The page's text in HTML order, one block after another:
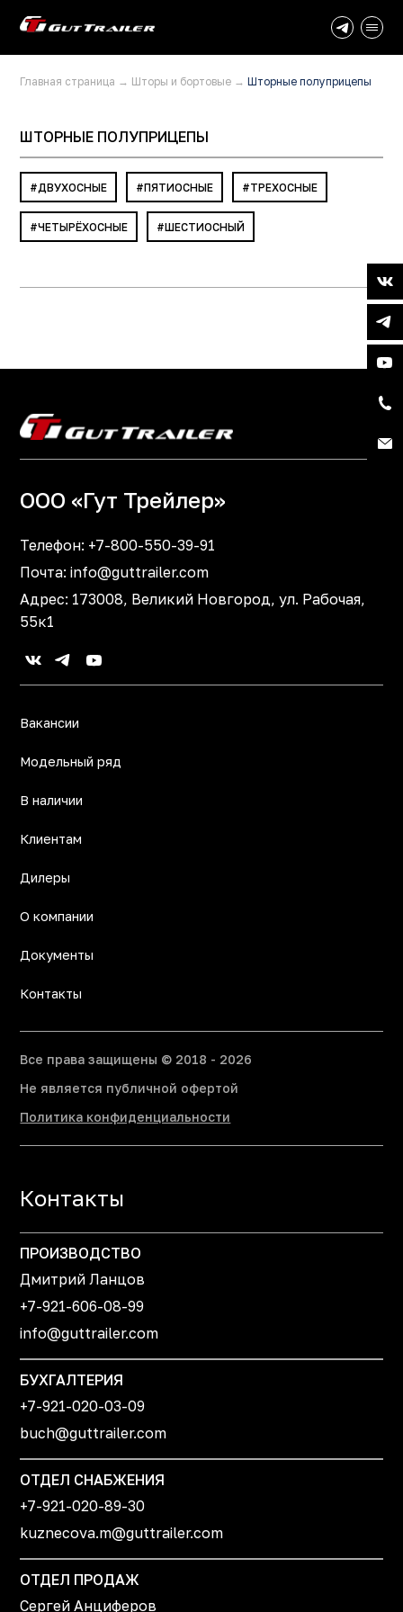
Главная страница → Шторы и бортовые →Шторные полуприцепы
ШТОРНЫЕ ПОЛУПРИЦЕПЫ
ДВУХОСНЫЕ ПЯТИОСНЫЕ ТРЕХОСНЫЕ
ЧЕТЫРЁХОСНЫЕ ШЕСТИОСНЫЙ
ООО «Гут Трейлер»
Телефон: +7-800-550-39-91
Почта:info@guttrailer.com
Адрес: 173008, Великий Новгород, ул. Рабочая,
55к1
Вакансии
Модельный ряд
В наличии
Клиентам
Дилеры
О компании
Документы
Контакты
Все права защищены © 2018 - 2026
Не является публичной офертой
Политика конфиденциальности
Контакты
ПРОИЗВОДСТВО
Дмитрий Ланцов
+7-921-606-08-99
info@guttrailer.com
БУХГАЛТЕРИЯ
+7-921-020-03-09
buch@guttrailer.com
ОТДЕЛ СНАБЖЕНИЯ
+7-921-020-89-30
kuznecova.m@guttrailer.com
ОТДЕЛ ПРОДАЖ
Сергей Анциферов